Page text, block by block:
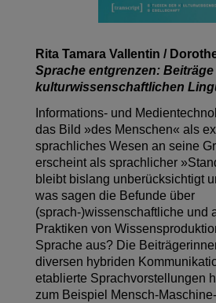
Rita Tamara Vallentin /
Sprache entgrenzen: Beiträge
kulturwissenschaftlichen
Informations- und
das Bild »des Menschen« als
sprachliches Wesen an seine
erscheint als sprachlicher
bleibt bislang unberücksichtigt
was sagen die Befunde über
(sprach-)wissenschaftliche und
Praktiken von
Sprache aus? Die
diversen hybriden
etablierte Sprachvorstellungen
zum Beispiel Mensch-